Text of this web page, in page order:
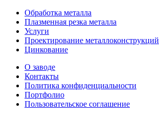
Обработка металла
Плазменная резка металла
Услуги
Проектирование металлоконструкций
Цинкование
О заводе
Контакты
Политика конфиденциальности
Портфолио
Пользовательское соглашение